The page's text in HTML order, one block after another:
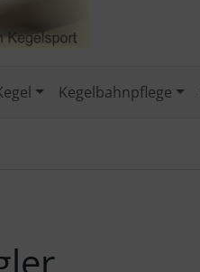
Kegelbahnpflege